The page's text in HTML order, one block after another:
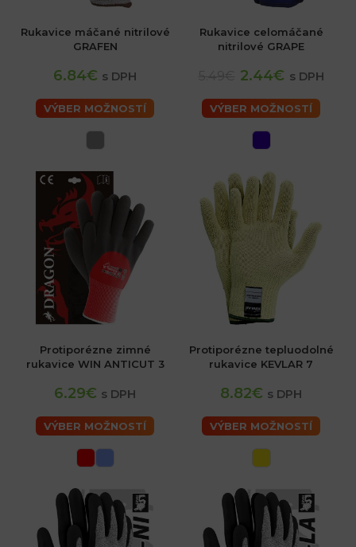
Rukavice máčané nitrilové
GRAFEN
6.84€ s DPH
VÝBER MOŽNOSTÍ
Rukavice celomáčané
nitrilové GRAPE
2.44€ s DPH
VÝBER MOŽNOSTÍ
Protiporézne zimné
rukavice WIN ANTICUT 3
6.29€ s DPH
VÝBER MOŽNOSTÍ
Protiporézne tepluodolné
rukavice KEVLAR 7
8.82€ s DPH
VÝBER MOŽNOSTÍ